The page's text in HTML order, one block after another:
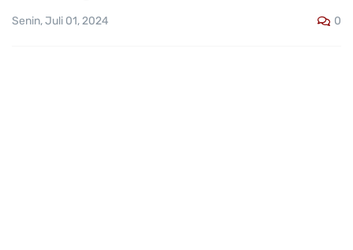
Senin, Juli 01, 2024 0